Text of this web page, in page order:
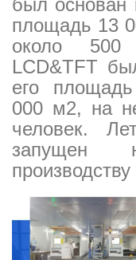
был основан
площадь 13
около 500
LCD&TFT
его
000 м2, на
человек.
запущен